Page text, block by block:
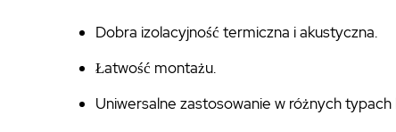
Dobra izolacyjność termiczna i akustyczna.
Łatwość montażu.
Uniwersalne zastosowanie w różnych typach